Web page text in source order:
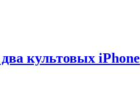
культовых iPhone